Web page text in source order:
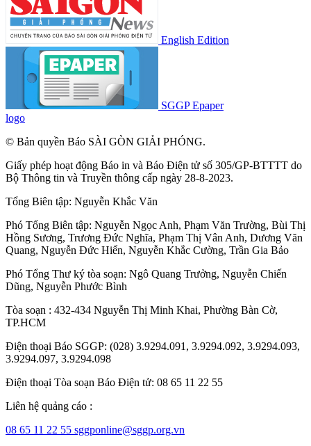
English Edition
SGGP Epaper
logo
© Bản quyền Báo SÀI GÒN GIẢI PHÓNG.
Giấy phép hoạt động Báo in và Báo Điện tử số 305/GP-BTTTT do
Bộ Thông tin và Truyền thông cấp ngày 28-8-2023.
Tổng Biên tập: Nguyễn Khắc Văn
Phó Tổng Biên tập: Nguyễn Ngọc Anh, Phạm Văn Trường, Bùi Thị
Hồng Sương, Trương Đức Nghĩa, Phạm Thị Vân Anh, Dương Văn
Quang, Nguyễn Đức Hiển, Nguyễn Khắc Cường, Trần Gia Bảo
Phó Tổng Thư ký tòa soạn: Ngô Quang Trưởng, Nguyễn Chiến
Dũng, Nguyễn Phước Bình
Tòa soạn : 432-434 Nguyễn Thị Minh Khai, Phường Bàn Cờ,
TP.HCM
Điện thoại Báo SGGP: (028) 3.9294.091, 3.9294.092, 3.9294.093,
3.9294.097, 3.9294.098
Điện thoại Tòa soạn Báo Điện tử: 08 65 11 22 55
Liên hệ quảng cáo :
08 65 11 22 55 sggponline@sggp.org.vn